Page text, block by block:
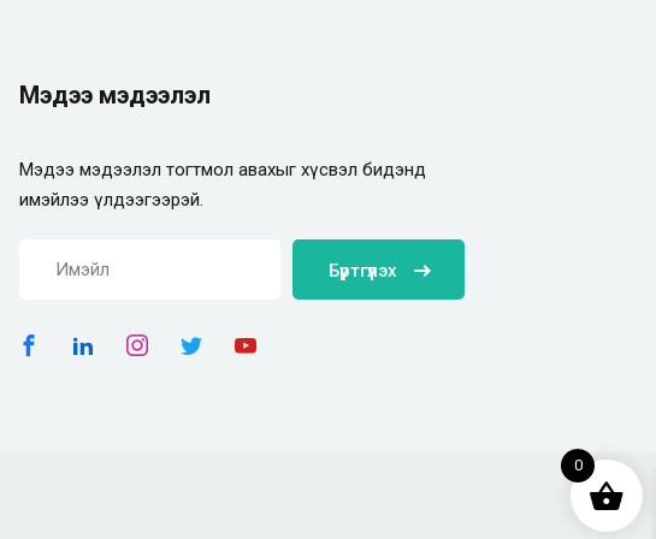
Мэдээ мэдээлэл
Мэдээ мэдээлэл тогтмол авахыг хүсвэл бидэнд
имэйлээ үлдээгээрэй.
Бүртгүүлэх
0